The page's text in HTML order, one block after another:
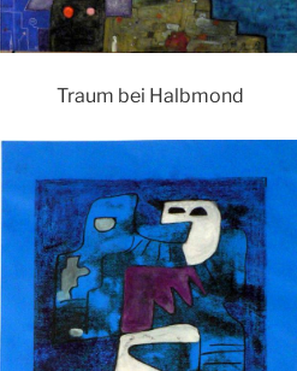
Traum bei Halbmond